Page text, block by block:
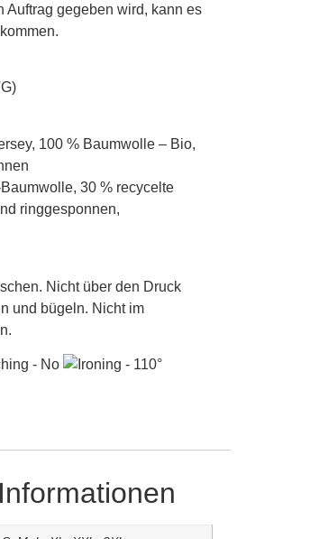
Auftrag gegeben wird, kann es
100 % Baumwolle – Bio,
30 % recycelte
ringgesponnen,
Nicht über den Druck
und bügeln. Nicht im